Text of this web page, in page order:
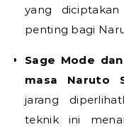
yang
penting bagi
Sage Mode
masa Naruto
jarang
teknik ini